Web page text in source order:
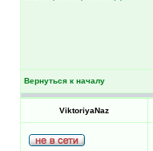
Вернуться к началу
ViktoriyaNaz